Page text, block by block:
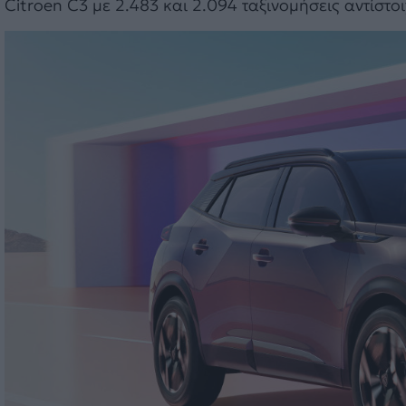
Citroen C3 με 2.483 και 2.094 ταξινομήσεις